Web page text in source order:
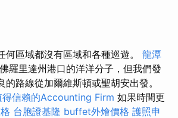
何區域都沒有區域和各種巡遊。 龍潭
羅里達州港口的洋洋分子，但我們發
路線從加爾維斯頓或聖胡安出發。
得信賴的Accounting Firm 如果時間更
台胞證基隆 buffet外燴價格 護照申